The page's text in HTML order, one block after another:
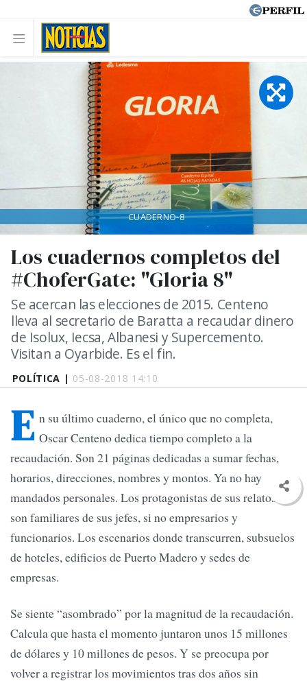
POLÍTICA | 05-08-2018 14:10
Los cuadernos completos del
#ChoferGate: "Gloria 8"
Se acercan las elecciones de 2015. Centeno
lleva al secretario de Baratta a recaudar dinero
de Isolux, Iecsa, Albanesi y Supercemento.
Visitan a Oyarbide. Es el fin.
CUADERNO-8
E n su último cuaderno, el único que no completa,
Oscar Centeno dedica tiempo completo a la
recaudación. Son 21 páginas dedicadas a sumar fechas,
horarios, direcciones, nombres y montos. Ya no hay
mandados personales. Los protagonistas de sus relatos no
son familiares de sus jefes, si no empresarios y
funcionarios. Los escenarios donde transcurren, subsuelos
de hoteles, edificios de Puerto Madero y sedes de
empresas.
Se siente “asombrado” por la magnitud de la recaudación.
Calcula que hasta el momento juntaron unos 15 millones
de dólares y 10 millones de pesos. Y se preocupa por
volver a registrar los movimientos tras dos años sin